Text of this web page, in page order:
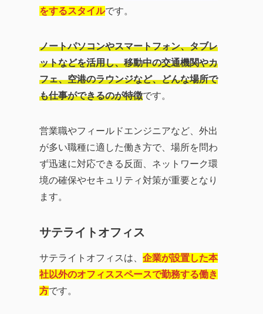
をするスタイルです。
ノートパソコンやスマートフォン、タブレ
ットなどを活用し、移動中の交通機関やカ
フェ、空港のラウンジなど、どんな場所で
も仕事ができるのが特徴です。
営業職やフィールドエンジニアなど、外出
が多い職種に適した働き方で、場所を問わ
ず迅速に対応できる反面、ネットワーク環
境の確保やセキュリティ対策が重要となり
ます。
サテライトオフィス
サテライトオフィスは、 企業が設置した本
社以外のオフィススペースで勤務する働き
方です。